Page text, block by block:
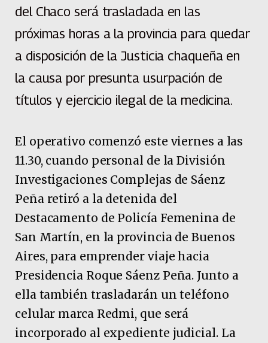
del Chaco será trasladada en las
próximas horas a la provincia para quedar
a disposición de la Justicia chaqueña en
la causa por presunta usurpación de
títulos y ejercicio ilegal de la medicina.
El operativo comenzó este viernes a las
11.30, cuando personal de la División
Investigaciones Complejas de Sáenz
Peña retiró a la detenida del
Destacamento de Policía Femenina de
San Martín, en la provincia de Buenos
Aires, para emprender viaje hacia
Presidencia Roque Sáenz Peña. Junto a
ella también trasladarán un teléfono
celular marca Redmi, que será
incorporado al expediente judicial. La